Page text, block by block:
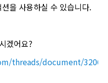
사용하실 수 있습니다.
겠어요?
threads/document/32061